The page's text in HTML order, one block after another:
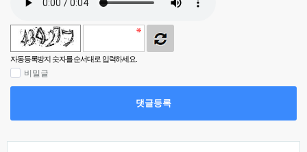
자동등록방지 숫자를 순서대로 입력하세요.
비밀글
댓글등록